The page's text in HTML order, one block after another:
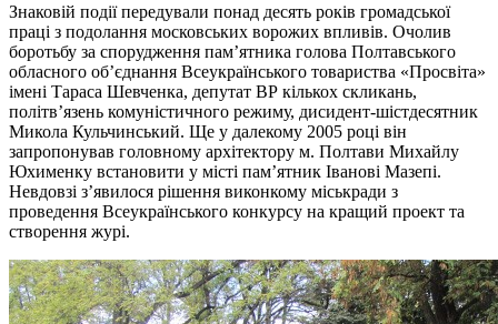
Знаковій події передували понад десять років громадської
праці з подолання московських ворожих впливів. Очолив
боротьбу за спорудження пам’ятника голова Полтавського
обласного об’єднання Всеукраїнського товариства «Просвіта»
імені Тараса Шевченка, депутат ВР кількох скликань,
політв’язень комуністичного режиму, дисидент-шістдесятник
Микола Кульчинський. Ще у далекому 2005 році він
запропонував головному архітектору м. Полтави Михайлу
Юхименку встановити у місті пам’ятник Іванові Мазепі.
Невдовзі з’явилося рішення виконкому міськради з
проведення Всеукраїнського конкурсу на кращий проект та
створення журі.